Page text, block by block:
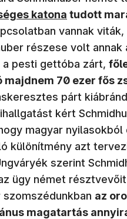
nyílik meg)
katona tudott
vannak
részese volt
pesti gettóba zárt,
majdnem 70 ezer fős
párt
kért
magyar
különítmény azt
szerint
ügy német
szomszédunkban az
magatartás